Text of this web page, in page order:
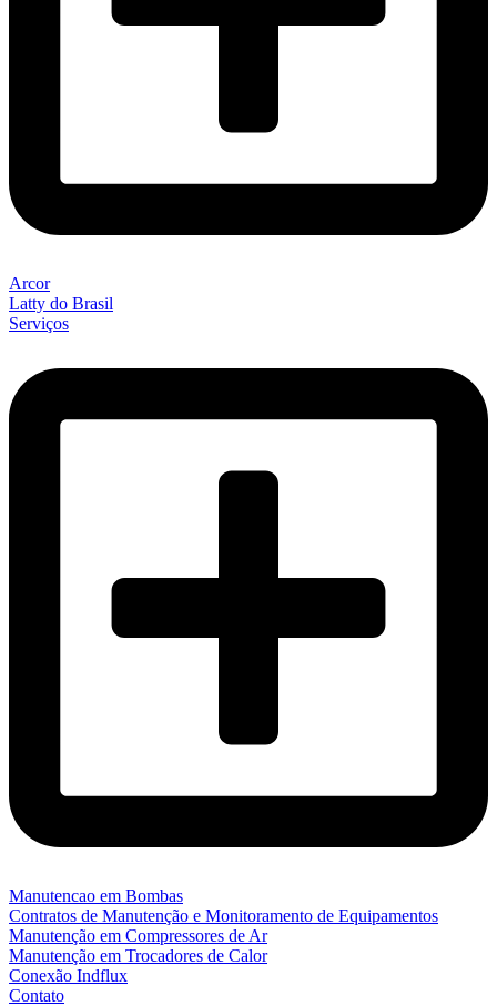
Arcor
Latty do Brasil
Serviços
Manutencao em Bombas
Contratos de Manutenção e Monitoramento de Equipamentos
Manutenção em Compressores de Ar
Manutenção em Trocadores de Calor
Conexão Indflux
Contato